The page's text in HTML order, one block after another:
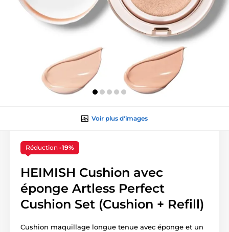
Voir plus d'images
Réduction -19%
HEIMISH Cushion avec
éponge Artless Perfect
Cushion Set (Cushion + Refill)
Cushion maquillage longue tenue avec éponge et un